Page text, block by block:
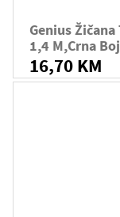
Genius
1,4 M,crna
16,70 KM